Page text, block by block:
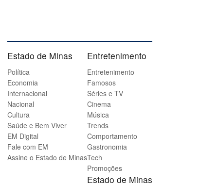
Estado de Minas
Política
Economia
Internacional
Nacional
Cultura
Saúde e Bem Viver
EM Digital
Fale com EM
Assine o Estado de Minas
Entretenimento
Entretenimento
Famosos
Séries e TV
Cinema
Música
Trends
Comportamento
Gastronomia
Tech
Promoções
Estado de Minas